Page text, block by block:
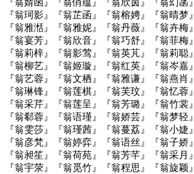
『翁珂影』『翁芷函』『翁榕娉』『翁晴梦』
『翁雅湉』『翁雅妮』『翁丹薇』『翁卉梅』
『翁宴芳』『翁欣音』『翁巧舒』『翁菲梅』
『翁莉梓』『翁影莺』『翁英芃』『翁莉聪』
『翁柳艺』『翁姬璇』『翁红英』『翁岑嘉』
『翁艺蓉』『翁文栖』『翁雅谦』『翁燕肖』
『翁琳锋』『翁莲棋』『翁芙玟』『翁忆蓉』
『翁采芹』『翁莲呈』『翁芳璐』『翁竹裳』
『翁郗蓉』『翁语瑾』『翁娇芸』『翁梦轻』
『翁雯莎』『翁瑾茜』『翁蔓荔』『翁小婕』
『翁彦梵』『翁婷弈』『翁语丝』『翁子娇』
『翁昶笙』『翁荷苑』『翁芳芊』『翁采月』
『翁宇荥』『翁觅竹』『翁程思』『翁旋颖』